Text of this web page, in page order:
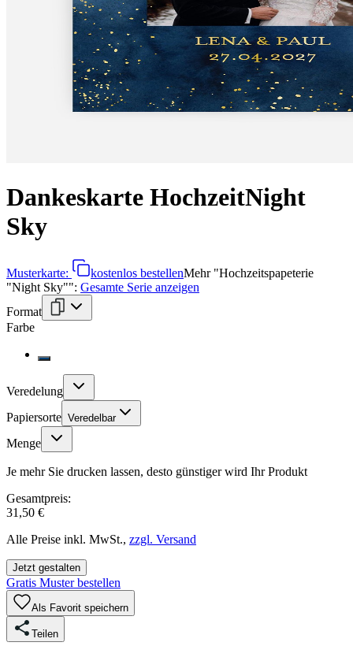
Dankeskarte HochzeitNight
Sky
Musterkarte: kostenlos bestellenMehr"Hochzeitspapeterie
"Night Sky"": Gesamte Serie anzeigen
Format
Farbe
Veredelung
Papiersorte Veredelbar
Menge
Je mehr Sie drucken lassen, desto günstiger wird Ihr Produkt
Gesamtpreis:
31,50 €
Alle Preise inkl. MwSt., zzgl. Versand
Jetzt gestalten
Gratis Muster bestellen
Als Favorit speichern
Teilen